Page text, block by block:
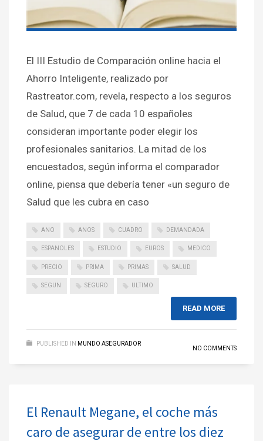
El III Estudio de Comparación online hacia el
Ahorro Inteligente, realizado por
Rastreator.com, revela, respecto a los seguros
de Salud, que 7 de cada 10 españoles
consideran importante poder elegir los
profesionales sanitarios. La mitad de los
encuestados, según informa el comparador
online, piensa que debería tener «un seguro de
Salud que les cubra en caso
ANO ANOS CUADRO DEMANDADA
ESPANOLES ESTUDIO EUROS MEDICO
PRECIO PRIMA PRIMAS SALUD
SEGUN SEGURO ULTIMO
READ MORE
PUBLISHED IN MUNDO ASEGURADOR
NO COMMENTS
El Renault Megane, el coche más
caro de asegurar de entre los diez